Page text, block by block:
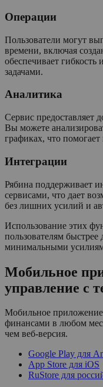
Операции
Пользователи могут
времени, включая
обеспечивает гибкость
задачами.
Аналитика
Сервис предоставляет
Вы можете
графиках, что помогает
Интеграции
Рябина поддерживает
сервисами, что дает
без лишних усилий и
Использование этих
пользователям быстрее
минимальными
Мобильное
управление с
Мобильное приложение
финансами в любом
чем веб-версия.
Google Play для
App Store для iOS
RuStore для